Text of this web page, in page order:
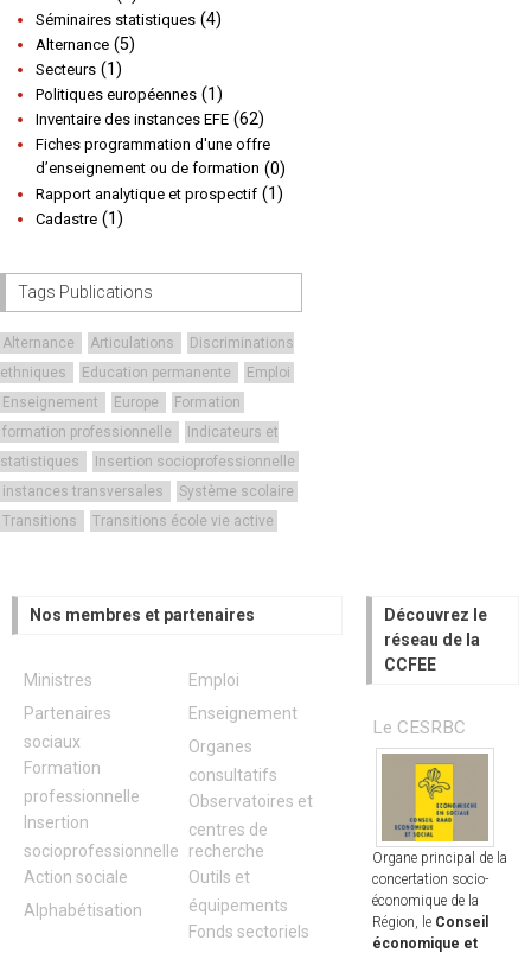
Séminaires statistiques (4)
Alternance (5)
Secteurs (1)
Politiques européennes (1)
Inventaire des instances EFE (62)
Fiches programmation d'une offre
d’enseignement ou de formation (0)
Rapport analytique et prospectif (1)
Cadastre (1)
Tags Publications
Alternance Articulations
Discriminations
ethniques
Education permanente
Emploi
Enseignement
Europe
Formation
formation professionnelle
Indicateurs et
statistiques
Insertion socioprofessionnelle
instances transversales
Système scolaire
Transitions
Transitions école vie active
Nos membres et partenaires
Ministres
Partenaires
sociaux
Formation
professionnelle
Insertion
socioprofessionnelle
Action sociale
Alphabétisation
Emploi
Enseignement
Organes
consultatifs
Observatoires et
centres de
recherche
Outils et
équipements
Fonds sectoriels
Découvrez le
réseau de la
CCFEE
Le CESRBC
Organe principal de la
concertation socio-
économique de la
Région, le Conseil
économique et